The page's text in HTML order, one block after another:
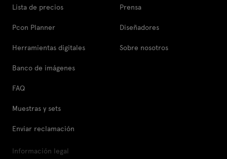
Lista de precios
Pcon Planner
Herramientas digitales
Banco de imágenes
FAQ
Muestras y sets
Enviar reclamación
Prensa
Diseñadores
Sobre nosotros
Información legal